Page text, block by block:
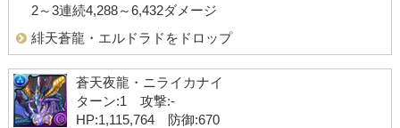
2～3連続4,288～6,432ダメージ
緋天蒼龍・エルドラドをドロップ
蒼天夜龍・ニライカナイ
ターン:1 攻撃:-
HP:1,115,764 防御:670